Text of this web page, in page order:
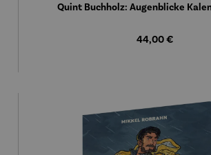
Quint Buchholz: Augenblicke
Regulärer Preis:
44,00 €